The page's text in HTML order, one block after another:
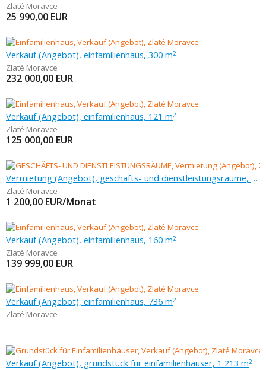
Zlaté Moravce
25 990,00 EUR
Verkauf (Angebot), einfamilienhaus, 300 m2
Zlaté Moravce
232 000,00 EUR
Verkauf (Angebot), einfamilienhaus, 121 m2
Zlaté Moravce
125 000,00 EUR
Vermietung (Angebot), geschäfts- und dienstleistungsräume, 150 m
Zlaté Moravce
1 200,00 EUR/Monat
Verkauf (Angebot), einfamilienhaus, 160 m2
Zlaté Moravce
139 999,00 EUR
Verkauf (Angebot), einfamilienhaus, 736 m2
Zlaté Moravce
Verkauf (Angebot), grundstück für einfamilienhäuser, 1 213 m2